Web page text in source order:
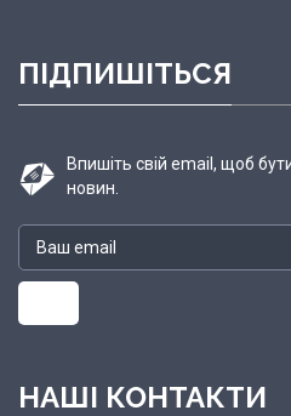
ПІДПИШІТЬСЯ
Впишіть свій email, щоб
новин.
НАШІ КОНТАКТИ